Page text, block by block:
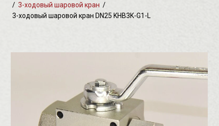
/ 3-ходовый шаровой кран /
3-ходовый шаровой кран DN25 KHB3K-G1-L